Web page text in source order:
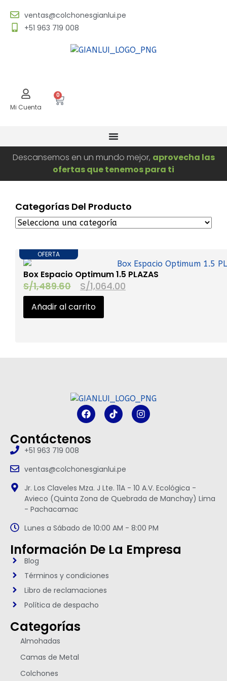
ventas@colchonesgianlui.pe
+51 963 719 008
Mi Cuenta
0
Descansemos en un mundo mejor, aprovecha las
ofertas que tenemos para ti
Categorías Del Producto
OFERTA
Box Espacio Optimum 1.5 PLAZAS
S/1,489.60 S/1,064.00
Añadir al carrito
Contáctenos
+51 963 719 008
ventas@colchonesgianlui.pe
Jr. Los Claveles Mza. J Lte. 11A - 10 A.V. Ecológica -
Avieco (Quinta Zona de Quebrada de Manchay) Lima
- Pachacamac
Lunes a Sábado de 10:00 AM - 8:00 PM
Información De La Empresa
Blog
Términos y condiciones
Libro de reclamaciones
Política de despacho
Categorías
Almohadas
Camas de Metal
Colchones